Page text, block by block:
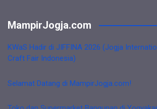
MampirJogja.com
KWaS Hadir di JIFFINA 2026 (Jogja
Craft Fair Indonesia)
Selamat Datang di MampirJogja.com!